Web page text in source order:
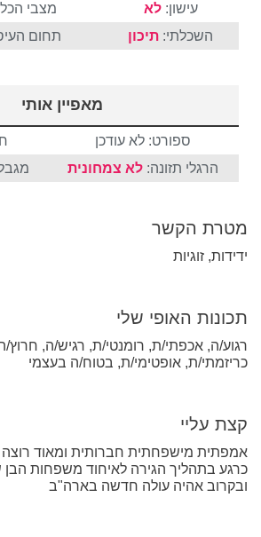
עישון:לא מצבי
השכלתי: תיכון תחום
מאפיין אותי
ספורט: לא עודכן
הרגלי תזונה: לא צמחונית
מטרת הקשר
ידידות, זוגיות
תכונות האופי שלי
רגוע/ה, אכפתי/ת, רומנטי/ת, רגיש/ה,
כריזמתי/ת, אופטימי/ת, בטוח/ה בעצמי
קצת עליי
אמפתית מישפחתית חברותית ומאוד רוצה
כרגע בתהליך הגירה לאיחוד משפחות הבן
ובקרוב אהיה עולה חדשה בארה"ב